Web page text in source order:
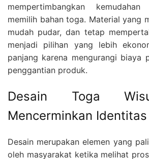
mempertimbangkan
memilih bahan toga. Material yang
mudah pudar, dan tetap
menjadi pilihan yang lebih
panjang karena mengurangi biaya
penggantian produk.
Desain Toga
Mencerminkan
Desain merupakan elemen yang
oleh masyarakat ketika melihat